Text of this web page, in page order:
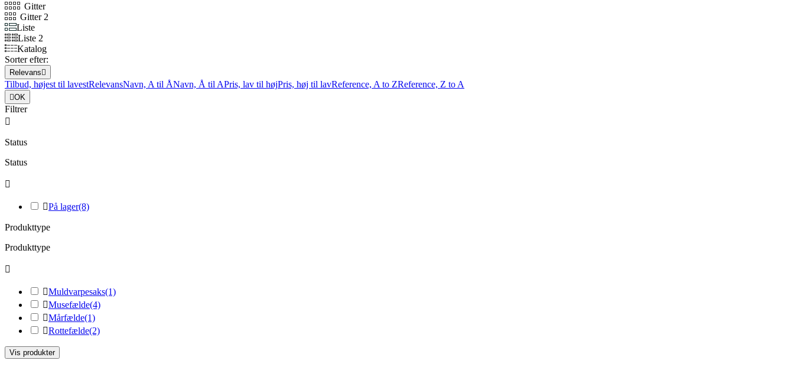
Gitter
Gitter 2
Liste
Liste 2
Katalog
Sorter efter:
Relevans
Tilbud, højest til lavestRelevansNavn, A til ÅNavn, Å til APris, lav til højPris, høj til lavReference, A to ZReference, Z to A
OK
Filtrer

Status
Status

På lager(8)
Produkttype
Produkttype

Muldvarpesaks(1)
Musefælde(4)
Mårfælde(1)
Rottefælde(2)
Vis produkter